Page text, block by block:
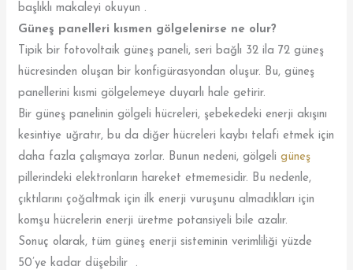
başlıklı makaleyi okuyun .
Güneş panelleri kısmen gölgelenirse ne olur?
Tipik bir fotovoltaik güneş paneli, seri bağlı 32 ila 72 güneş
hücresinden oluşan bir konfigürasyondan oluşur. Bu, güneş
panellerini kısmi gölgelemeye duyarlı hale getirir.
Bir güneş panelinin gölgeli hücreleri, şebekedeki enerji akışını
kesintiye uğratır, bu da diğer hücreleri kaybı telafi etmek için
daha fazla çalışmaya zorlar. Bunun nedeni, gölgeligüneş
pillerindeki elektronların hareket etmemesidir. Bu nedenle,
çıktılarını çoğaltmak için ilk enerji vuruşunu almadıkları için
komşu hücrelerin enerji üretme potansiyeli bile azalır.
Sonuç olarak, tüm güneş enerji sisteminin verimliliği yüzde
50’ye kadar düşebilir .